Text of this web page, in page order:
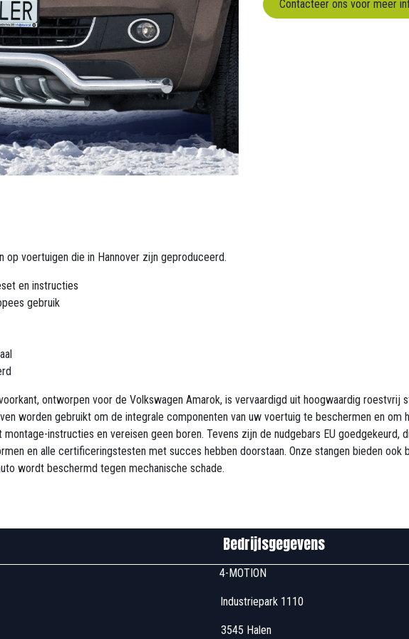
Contacteer ons voor meer
op voertuigen die in Hannover zijn geproduceerd.
en instructies
gebruik
ontworpen voor de Volkswagen Amarok, is vervaardigd uit hoogwaardig roestvrij
worden gebruikt om de integrale componenten van uw voertuig te beschermen en om
instructies en vereisen geen boren. Tevens zijn de nudgebars EU
en alle certificeringstesten met succes hebben doorstaan. Onze stangen bieden ook
wordt beschermd tegen mechanische schade.
Bedrijfsgegevens
- 17u00 4-MOTION
17u00 Industriepark 1110
- 17u00 3545 Halen